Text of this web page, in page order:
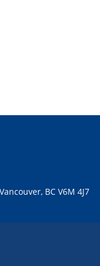
BC V6M 4J7